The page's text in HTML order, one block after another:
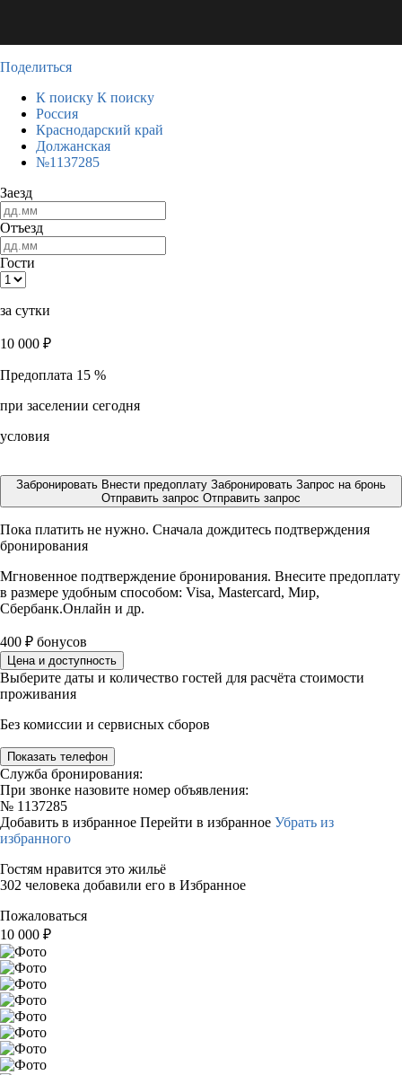
Поделиться
К поиску К поиску
Россия
Краснодарский край
Должанская
№1137285
Заезд
Отъезд
Гости
за сутки
10 000 ₽
Предоплата 15 %
при заселении сегодня
условия
Забронировать Внести предоплату Забронировать Запрос на бронь
Отправить запрос Отправить запрос
Пока платить не нужно. Сначала дождитесь подтверждения
бронирования
Мгновенное подтверждение бронирования. Внесите предоплату
в размере удобным способом: Visa, Mastercard, Мир,
Сбербанк.Онлайн и др.
400 ₽ бонусов
Цена и доступность
Выберите даты и количество гостей для расчёта стоимости
проживания
Без комиссии и сервисных сборов
Показать телефон
Служба бронирования:
При звонке назовите номер объявления:
№ 1137285
Добавить в избранное Перейти в избранное Убрать из
избранного
Гостям нравится это жильё
302 человека добавили его в Избранное
Пожаловаться
10 000 ₽